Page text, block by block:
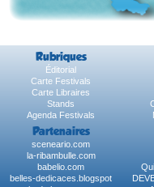
Rubriques
Éditorial
Carte Festivals
Carte Libraires
Stands
Agenda Festivals
Partenaires
sceneario.com
la-ribambulle.com
babelio.com
belles-dedicaces.blogspot